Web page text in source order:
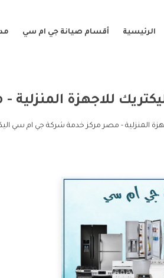
الرئيسية أقسام صيانة جي ام سي
للاجهزة المنزلية
المنزلية - مصر مركز خدمة شركة جي ام سي